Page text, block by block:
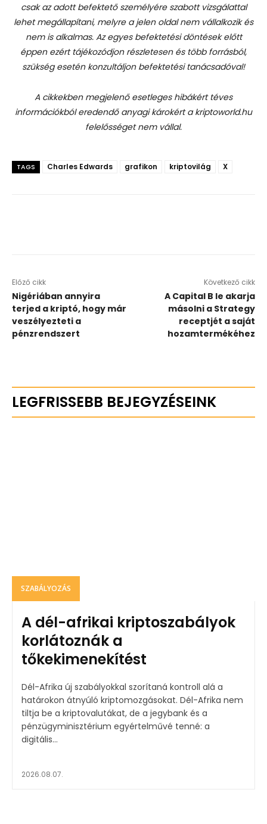
csak az adott befektető személyére szabott vizsgálattal
lehet megállapítani, melyre a jelen oldal nem vállalkozik és
nem is alkalmas. Az egyes befektetési döntések előtt
éppen ezért tájékozódjon részletesen és több forrásból,
szükség esetén konzultáljon befektetési tanácsadóval!
A cikkekben megjelenő esetleges hibákért téves
információkból eredendő anyagi károkért a kriptoworld.hu
felelősséget nem vállal.
TAGS Charles Edwards grafikon kriptovilág X
Előző cikk
Nigériában annyira
terjed a kriptó, hogy már
veszélyezteti a
pénzrendszert
Következő cikk
A Capital B le akarja
másolni a Strategy
receptjét a saját
hozamtermékéhez
LEGFRISSEBB BEJEGYZÉSEINK
SZABÁLYOZÁS
A dél-afrikai kriptoszabályok
korlátoznák a
tőkekimenekítést
Dél-Afrika új szabályokkal szorítaná kontroll alá a
határokon átnyúló kriptomozgásokat. Dél-Afrika nem
tiltja be a kriptovalutákat, de a jegybank és a
pénzügyminisztérium egyértelművé tenné: a
digitális...
2026.08.07.